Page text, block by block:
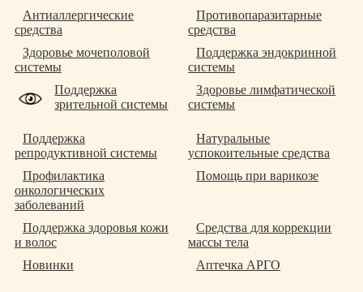
Антиаллергические
средства
Противопаразитарные
средства
Здоровье мочеполовой
системы
Поддержка эндокринной
системы
Здоровье лимфатической
системы
Поддержка
зрительной системы
Натуральные
успокоительные средства
Поддержка
репродуктивной системы
Профилактика
онкологических
заболеваний
Помощь при варикозе
Поддержка здоровья кожи
и волос
Средства для коррекции
массы тела
Аптечка АРГО
Новинки